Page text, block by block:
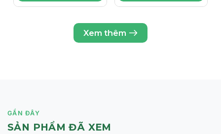
VÀ TƯƠI TẮN
Xem thêm
GẦN ĐÂY
SẢN PHẨM ĐÃ XEM